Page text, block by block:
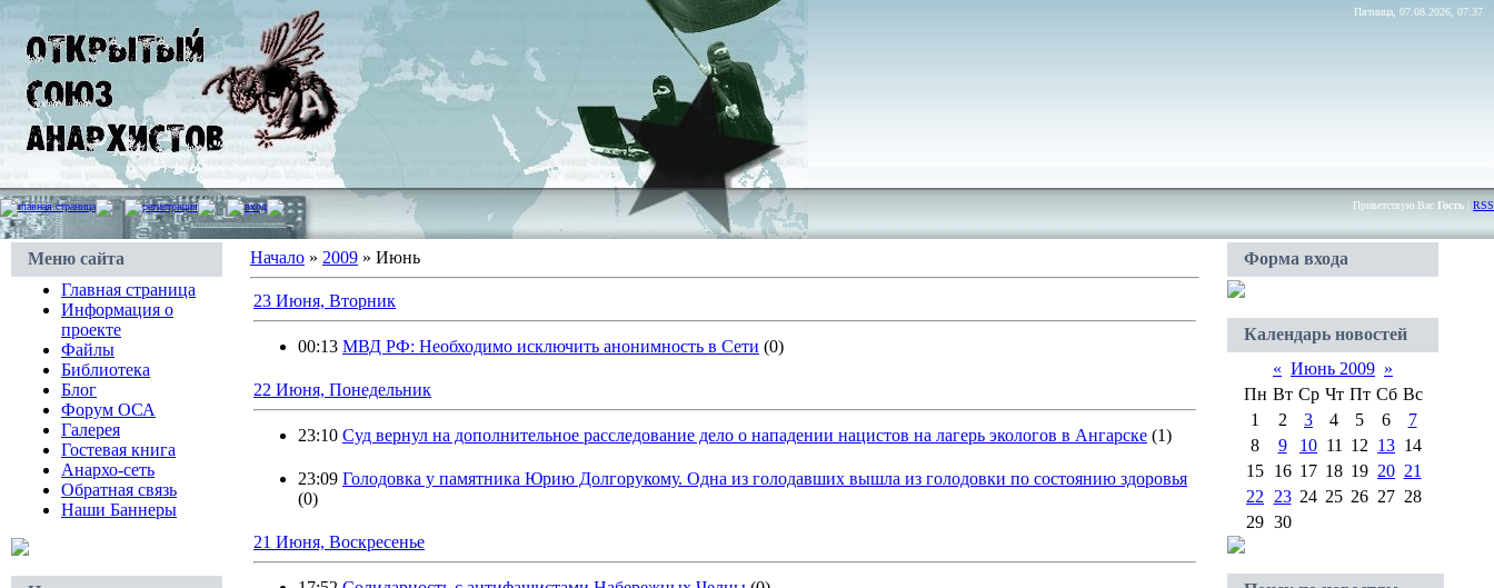
Пятница, 07.08.2026, 07:37
Приветствую Вас Гость RSS
главная страница регистрация вход
Меню сайта
Главная страница
Информация о
проекте
Файлы
Библиотека
Блог
Форум ОСА
Галерея
Гостевая книга
Анархо-сеть
Обратная связь
Наши Баннеры
Начало » 2009 » Июнь
23 Июня, Вторник
00:13 МВД РФ: Необходимо исключить анонимность в Сети (0)
22 Июня, Понедельник
23:10 Суд вернул на дополнительное расследование дело о нападении нацистов на лагерь экологов в Ангарске (1)
23:09 Голодовка у памятника Юрию Долгорукому. Одна из голодавших вышла из голодовки по состоянию здоровья
(0)
21 Июня, Воскресенье
Форма входа
Календарь новостей
« Июнь 2009 »
Пн Вт Ср Чт Пт Сб Вс
1
2 3 4 5 6
7
8
9 10 11 12 13 14
15 16 17 18 19 20 21
22
23 24 25 26 27 28
29 30